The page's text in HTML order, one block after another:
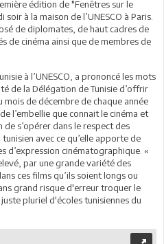
édition de "Fenêtres sur le
soir à la maison de l’UNESCO à Paris.
de diplomates, de haut cadres de
de cinéma ainsi que de membres de
à l’UNESCO, a prononcé les mots
de la Délégation de Tunisie d’offrir
mois de décembre de chaque année
l’embellie que connait le cinéma et
s’opérer dans le respect des
avec ce qu’elle apporte de
d’expression cinématographique. «
par une grande variété des
ces films qu’ils soient longs ou
grand risque d'erreur troquer le
pluriel d'écoles tunisiennes du